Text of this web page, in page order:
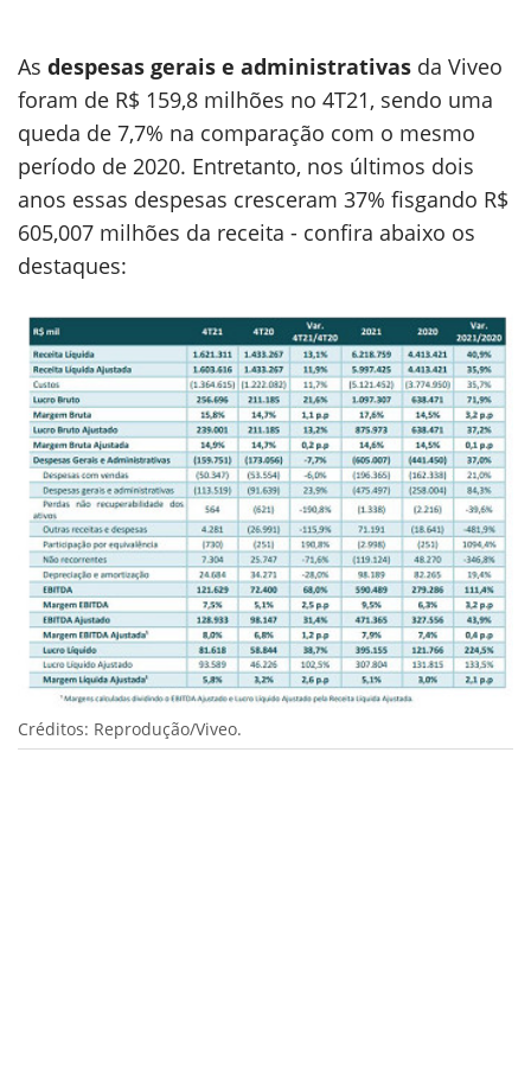
As despesas gerais e administrativas da Viveo
foram de R$ 159,8 milhões no 4T21, sendo uma
queda de 7,7% na comparação com o mesmo
período de 2020. Entretanto, nos últimos dois
anos essas despesas cresceram 37% fisgando R$
605,007 milhões da receita - confira abaixo os
destaques:
Créditos: Reprodução/Viveo.